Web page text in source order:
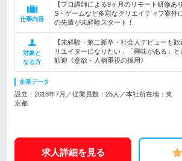
仕事内容
【プロ講師による9ヶ月のリモート研修あ
S・ゲームなど多彩なクリエイティブ案件
の先輩が未経験スタート！
対象と
なる方
【未経験・第二新卒・社会人デビューも
リエイターになりたい」「興味がある」
歓迎《意欲・人柄重視の採用》
企業データ
設立：2018年7月／従業員数：25人／本社所在地：東
京都
求人詳細を見る